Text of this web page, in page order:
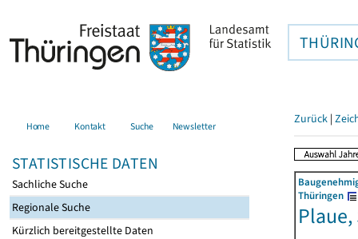
Home Kontakt Suche Newsletter
STATISTISCHE DATEN
Sachliche Suche
Regionale Suche
Kürzlich bereitgestellte Daten
Zurück |
Thüringen